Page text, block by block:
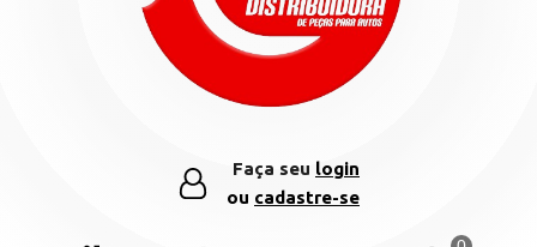
Faça seu login
ou cadastre-se